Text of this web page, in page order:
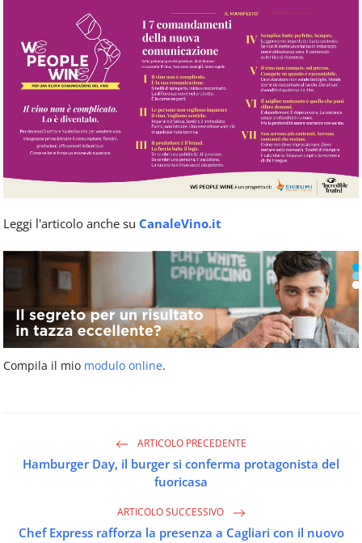
Leggi l'articolo anche su CanaleVino.it
Compila il mio modulo online.
ARTICOLO PRECEDENTE
Hamburger Day, il burger si conferma protagonista del
fuoricasa
ARTICOLO SUCCESSIVO
Chef Express rafforza la presenza a Cagliari con il nuovo